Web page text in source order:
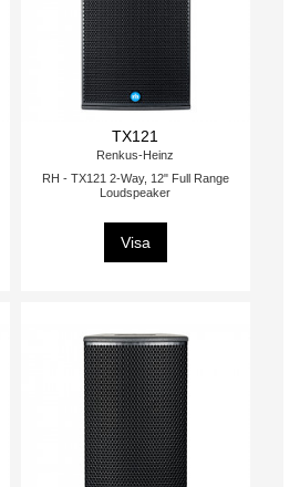
TX121
Renkus-Heinz
RH - TX121 2-Way, 12" Full Range
Loudspeaker
Visa